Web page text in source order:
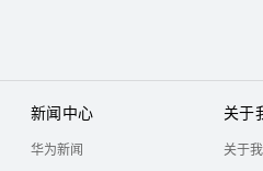
新闻中心
华为新闻
关于
关于